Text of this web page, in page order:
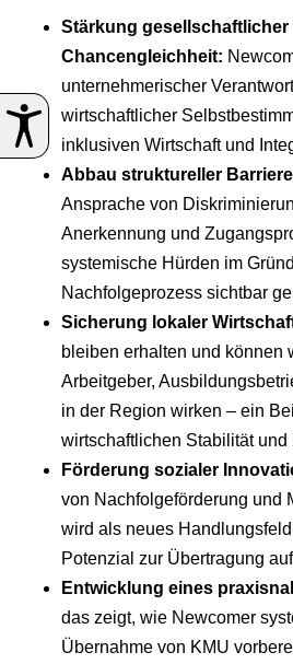
Stärkung gesellschaftlicher
Chancengleichheit:
unternehmerischer
wirtschaftlicher
inklusiven Wirtschaft und
Abbau struktureller
Ansprache von
Anerkennung und
systemische Hürden im
Nachfolgeprozess sichtbar
Sicherung lokaler
bleiben erhalten und können
Arbeitgeber,
in der Region wirken – ein
wirtschaftlichen Stabilität und
Förderung sozialer
von Nachfolgeförderung und
wird als neues
Potenzial zur Übertragung
Entwicklung eines
das zeigt, wie Newcomer
Übernahme von KMU